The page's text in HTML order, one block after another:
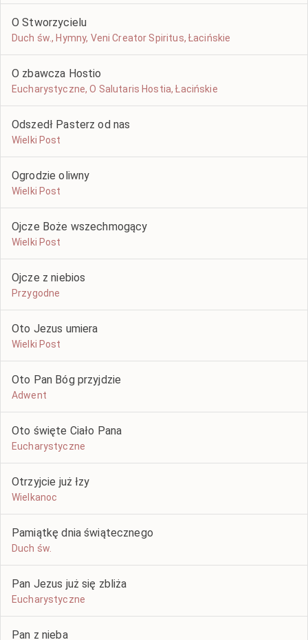
O Stworzycielu
Duch św., Hymny, Veni Creator Spiritus, Łacińskie
O zbawcza Hostio
Eucharystyczne, O Salutaris Hostia, Łacińskie
Odszedł Pasterz od nas
Wielki Post
Ogrodzie oliwny
Wielki Post
Ojcze Boże wszechmogący
Wielki Post
Ojcze z niebios
Przygodne
Oto Jezus umiera
Wielki Post
Oto Pan Bóg przyjdzie
Adwent
Oto święte Ciało Pana
Eucharystyczne
Otrzyjcie już łzy
Wielkanoc
Pamiątkę dnia świątecznego
Duch św.
Pan Jezus już się zbliża
Eucharystyczne
Pan z nieba